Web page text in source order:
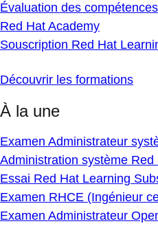
Évaluation des compétences
Red Hat Academy
Souscription Red Hat
Découvrir les formations
À la une
Examen Administrateur
Administration système Red
Essai Red Hat Learning
Examen RHCE (Ingénieur
Examen Administrateur